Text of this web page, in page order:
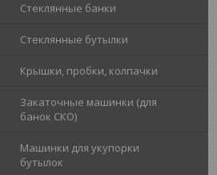
Стеклянные банки
Стеклянные бутылки
Крышки, пробки, колпачки
Закаточные машинки (для
банок СКО)
Машинки для укупорки
бутылок